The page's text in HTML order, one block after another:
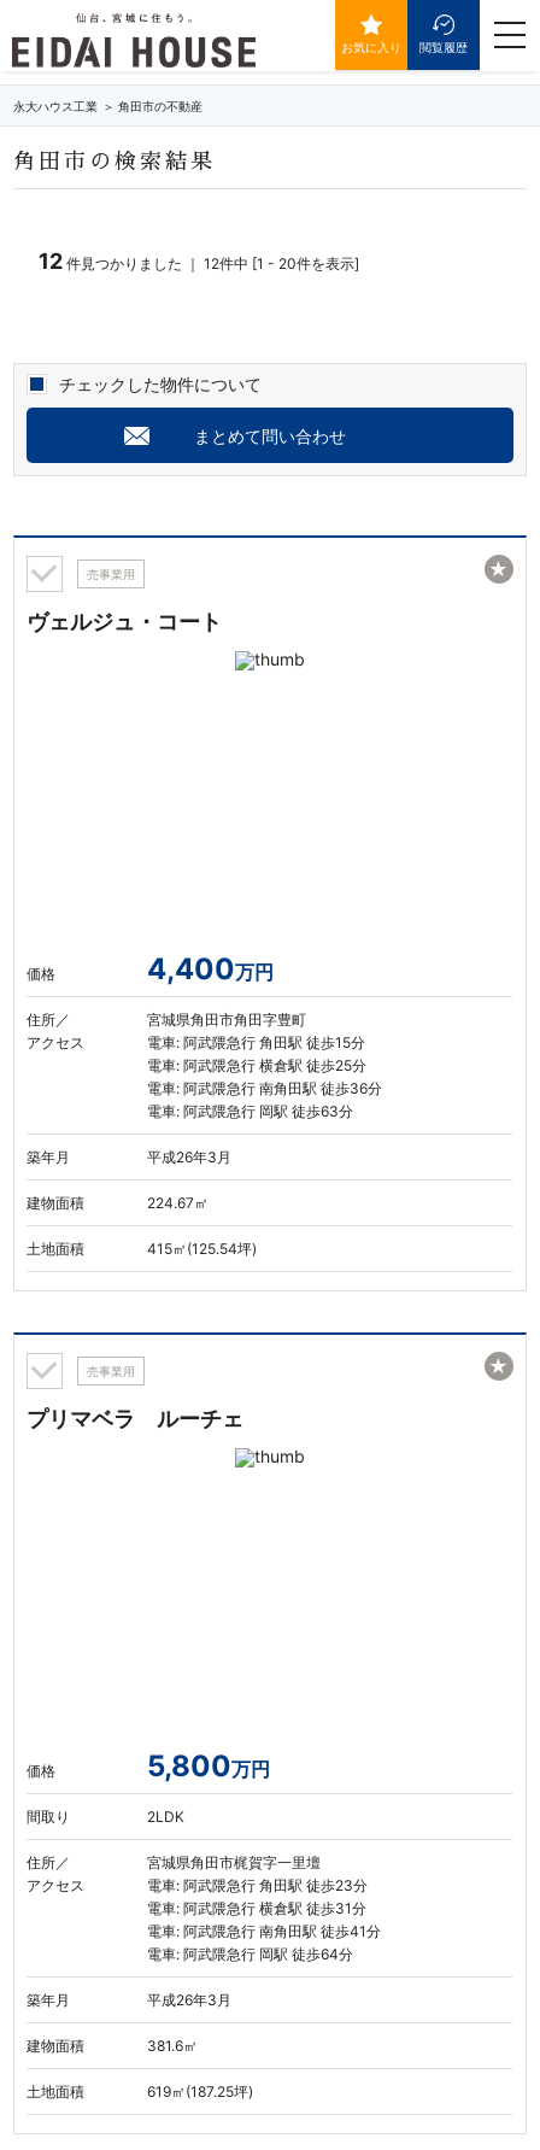
お気に入り 閲覧履歴
永大ハウス工業 角田市の不動産
角田市の検索結果
12 件見つかりました ｜ 12件中 [1 - 20件を表示]
チェックした物件について
まとめて問い合わせ
売事業用
ヴェルジュ・コート
価格 4,400万円
住所／
アクセス
宮城県角田市角田字豊町
電車: 阿武隈急行 角田駅 徒歩15分
電車: 阿武隈急行 横倉駅 徒歩25分
電車: 阿武隈急行 南角田駅 徒歩36分
電車: 阿武隈急行 岡駅 徒歩63分
築年月 平成26年3月
建物面積 224.67㎡
土地面積 415㎡(125.54坪)
★
売事業用
プリマベラ ルーチェ
価格 5,800万円
間取り 2LDK
住所／
アクセス
宮城県角田市梶賀字一里壇
電車: 阿武隈急行 角田駅 徒歩23分
電車: 阿武隈急行 横倉駅 徒歩31分
電車: 阿武隈急行 南角田駅 徒歩41分
電車: 阿武隈急行 岡駅 徒歩64分
築年月 平成26年3月
建物面積 381.6㎡
土地面積 619㎡(187.25坪)
★